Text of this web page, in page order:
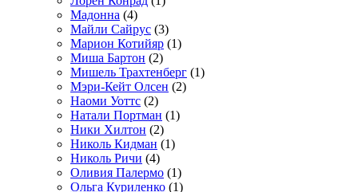
Мадонна (4)
Майли Сайрус (3)
Марион Котийяр (1)
Миша Бартон (2)
Мишель Трахтенберг (1)
Мэри-Кейт Олсен (2)
Наоми Уоттс (2)
Натали Портман (1)
Ники Хилтон (2)
Николь Кидман (1)
Николь Ричи (4)
Оливия Палермо (1)
Ольга Куриленко (1)